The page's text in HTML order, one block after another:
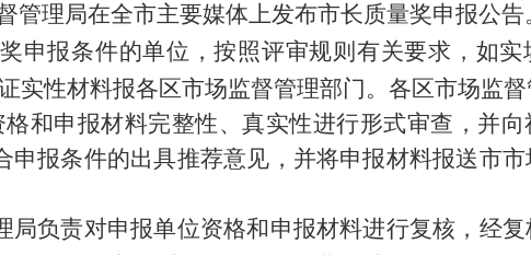
管理局在全市主要媒体上发布市长质量奖申报公告
申报条件的单位，按照评审规则有关要求，如
实性材料报各区市场监督管理部门。各区市场监
和申报材料完整性、真实性进行形式审查，并向
申报条件的出具推荐意见，并将申报材料报送市市
局负责对申报单位资格和申报材料进行复核，经